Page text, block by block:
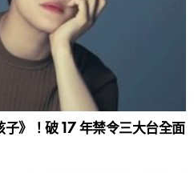
》！破 17 年禁令三大台全面